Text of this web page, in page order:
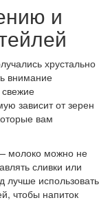
и
хрустально
внимание
зависит от зерен
вам
молоко можно не
сливки или
лучше использовать
чтобы напиток